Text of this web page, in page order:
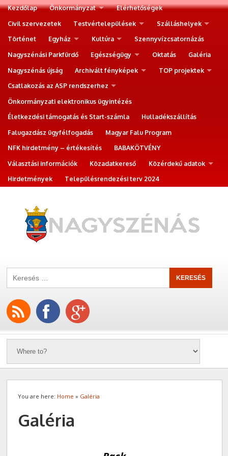
Kezdőlap Önkormányzat
Elérhetőségek
Civil szervezetek
Testvértelepülések
Szálláshelyek
Történet
Egyház Kultúra
Szennyvízcsatornázás
Nagyszénási Parkfürdő
Egészségügy Oktatás
Galéria
Nagyszénás újság
Archivált fényképek
TOP projektek
Csatlakozás az ASP rendszerhez
Önkormányzati elektronikus ügyintézés
Életkezdési támogatás és Start-számla
Hulladékszállítás
Falugazdász ügyfélfogadás
Magyar Falu Program
NFK hirdetmény – értékesítés
BABAKÖTVÉNY
Választási információk
Közadatkereső
Közérdekű adatok
Hirdetmények
Településrendezési terv 2024
You are here: Home » Galéria
Galéria